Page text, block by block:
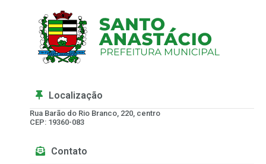
Localização
Rua Barão do Rio Branco, 220, centro
CEP: 19360-083
Contato